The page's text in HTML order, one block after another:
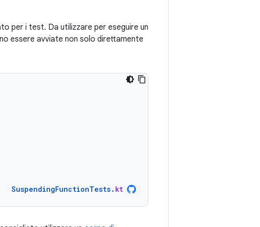
per i test. Da utilizzare per eseguire un
essere avviate non solo direttamente
SuspendingFunctionTests. kt